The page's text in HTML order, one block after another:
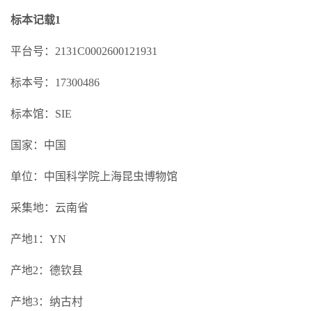
标本记载1
平台号：2131C0002600121931
标本号：17300486
标本馆：SIE
国家：中国
单位：中国科学院上海昆虫博物馆
采集地：云南省
产地1：YN
产地2：德钦县
产地3：纳古村